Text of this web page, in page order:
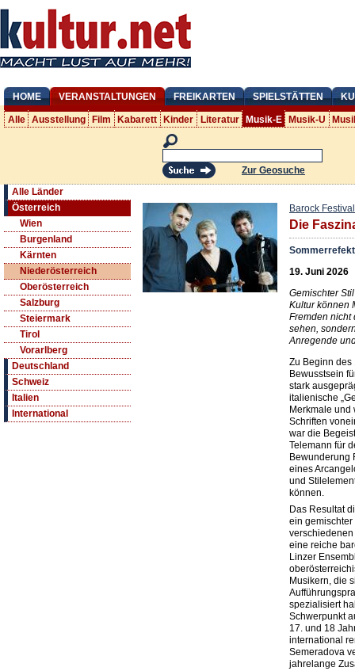
HOME VERANSTALTUNGEN FREIKARTEN SPIELSTÄTTEN
Alle Ausstellung Film Kabarett Kinder Literatur Musik-E Musik-U
Zur Geosuche
Alle Länder
Österreich
Wien
Burgenland
Kärnten
Niederösterreich
Oberösterreich
Salzburg
Steiermark
Tirol
Vorarlberg
Deutschland
Schweiz
Italien
International
Barock
Die
19. Juni 2026
Gemischter
Kultur können
Fremden nicht
sehen,
Anregende
Zu Beginn des
Bewusstsein
stark
italienische
Merkmale
Schriften
war die
Telemann für
Bewunderung
eines
und
können.
Das Resultat
ein gemischter
eine reiche
Linzer
Musikern, die
spezialisiert
Schwerpunkt
17. und 18
international
Semeradova
jahrelange